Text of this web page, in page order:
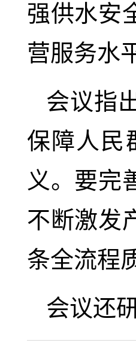
强供水安
营服务水
会议指
保障人民
义。要完
不断激发
条全流程
会议还